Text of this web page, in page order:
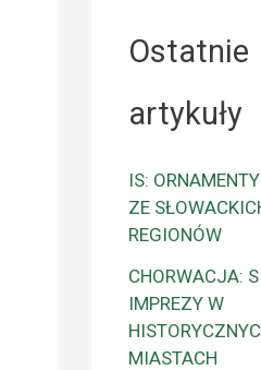
Ostatnie
artykuły
IS:
ZE
REGIONÓW
CHORWACJA:
IMPREZY W
MIASTACH